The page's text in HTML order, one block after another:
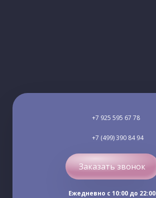
+7 925 595 67 78
+7 (499) 390 84 94
Заказать звонок
Ежедневно c 10:00 до 22:00